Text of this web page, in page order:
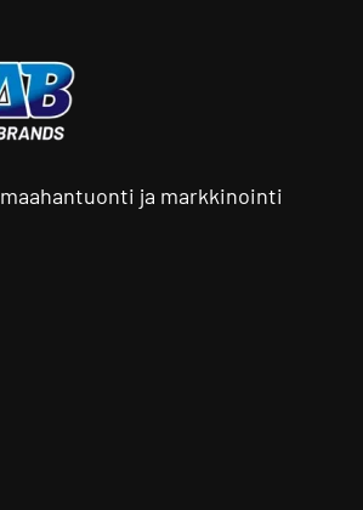
ja markkinointi